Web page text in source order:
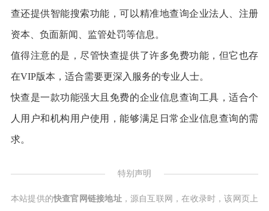
查还提供智能搜索功能，可以精准地查询企业法人、注册
资本、负面新闻、监管处罚等信息。
值得注意的是，尽管快查提供了许多免费功能，但它也存
在VIP版本，适合需要更深入服务的专业人士。
快查是一款功能强大且免费的企业信息查询工具，适合个
人用户和机构用户使用，能够满足日常企业信息查询的需
求。
特别声明
本站提供的快查官网链接地址，源自互联网，在收录时，该网页上